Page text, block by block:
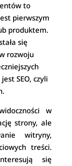
to
pierwszym
produktem.
się
rozwoju
SEO, czyli
w
strony, ale
witryny,
treści.
się